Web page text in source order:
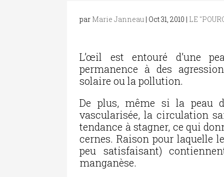
par Marie Janneau | Oct 31, 2010 | LE
L’œil est entouré d’une
permanence à des
solaire ou la pollution.
De plus, même si la peau
vascularisée, la circulation
tendance à stagner, ce qui
cernes. Raison pour laquelle
peu satisfaisant)
manganèse.